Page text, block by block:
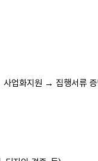
업화지원 → 집행서류 증